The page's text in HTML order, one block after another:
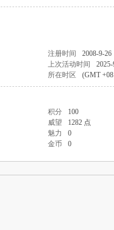
注册时间
2008-9-26
上次活动时间
所在时区 (GMT
积分
100
威望
1282 点
魅力
0
金币 0